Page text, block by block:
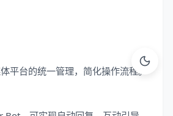
平台的统一管理，简化操作流程。